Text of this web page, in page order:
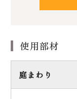
使用部材
庭まわり